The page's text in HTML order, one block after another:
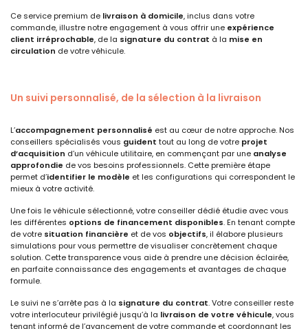
Ce service premium de livraison à domicile, inclus dans votre
commande, illustre notre engagement à vous offrir une expérience
client irréprochable, de la signature du contrat à la mise en
circulation de votre véhicule.
Un suivi personnalisé, de la sélection à la livraison
L’accompagnement personnalisé est au cœur de notre approche. Nos
conseillers spécialisés vous guident tout au long de votre projet
d’acquisition d’un véhicule utilitaire, en commençant par une analyse
approfondie de vos besoins professionnels. Cette première étape
permet d’identifier le modèle et les configurations qui correspondent le
mieux à votre activité.
Une fois le véhicule sélectionné, votre conseiller dédié étudie avec vous
les différentes options de financement disponibles. En tenant compte
de votre situation financière et de vos objectifs, il élabore plusieurs
simulations pour vous permettre de visualiser concrètement chaque
solution. Cette transparence vous aide à prendre une décision éclairée,
en parfaite connaissance des engagements et avantages de chaque
formule.
Le suivi ne s’arrête pas à la signature du contrat. Votre conseiller reste
votre interlocuteur privilégié jusqu’à la livraison de votre véhicule, vous
tenant informé de l’avancement de votre commande et coordonnant les